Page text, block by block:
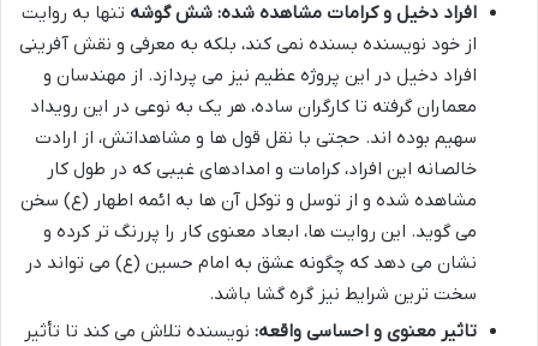
افراد دخیل و کرامات مشاهده شده: شش گوشه تنها به روایت
از خود نویسنده بسنده نمی کند، بلکه به معرفی و نقش آفرینی
افراد دخیل در این پروژه عظیم نیز می پردازد. از مهندسان و
معماران گرفته تا کارگران ساده، هر یک به نوعی در این رویداد
سهیم بوده اند. حجتی با نقل قول ها و مشاهداتش، از ارادت
خالصانه این افراد، کرامات و امدادهای غیبی که در طول کار
مشاهده شده و از توسل و توکل آن ها به ائمه اطهار (ع) سخن
می گوید. این روایت ها، ابعاد معنوی کار را پررنگ تر کرده و
نشان می دهد که چگونه عشق به امام حسین (ع) می تواند در
سخت ترین شرایط نیز گره گشا باشد.
تاثیر معنوی و احساسی واقعه: نویسنده تلاش می کند تا تأثیر